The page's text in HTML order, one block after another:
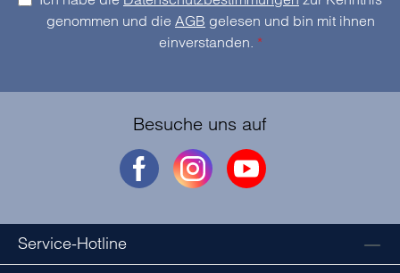
genommen und die AGB gelesen und bin mit ihnen
einverstanden. *
Besuche uns auf
Service-Hotline